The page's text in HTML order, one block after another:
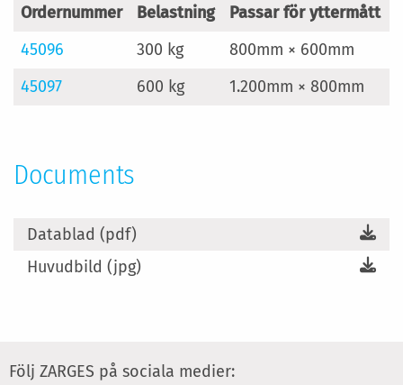
Ordernummer Belastning Passar för yttermått
45096
300 kg 800mm × 600mm
45097
600 kg 1.200mm × 800mm
Documents
Datablad (pdf)
Huvudbild (jpg)
Följ ZARGES på sociala medier: